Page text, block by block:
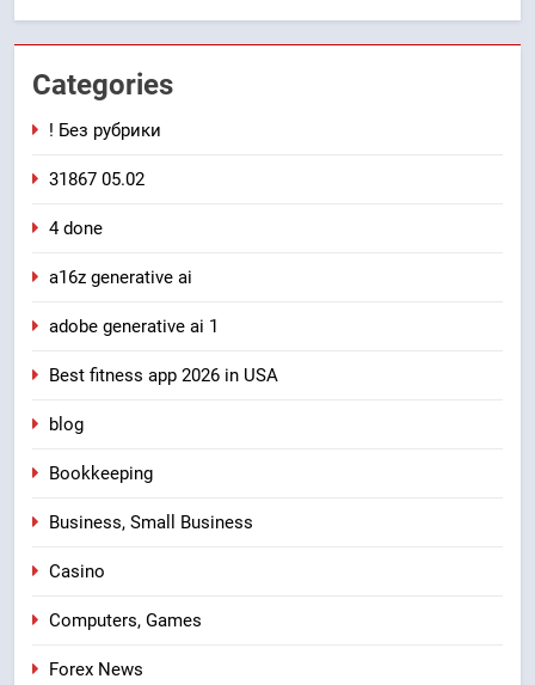
Categories
! Без рубрики
31867 05.02
4 done
a16z generative ai
adobe generative ai 1
Best fitness app 2026 in USA
blog
Bookkeeping
Business, Small Business
Casino
Computers, Games
Forex News